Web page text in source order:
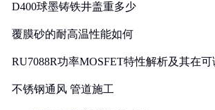
D400球墨铸铁井盖重多少
覆膜砂的耐高温性能如何
RU7088R功率MOSFET特性解析及其在
不锈钢通风 管道施工